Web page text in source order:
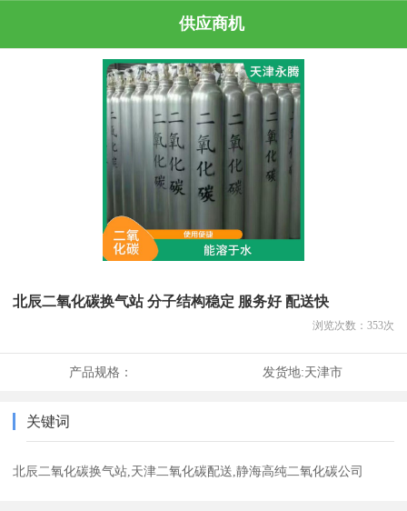
供应商机
北辰二氧化碳换气站 分子结构稳定 服务好 配送快
浏览次数： 353次
产品规格： 发货地:天津市
关键词
北辰二氧化碳换气站,天津二氧化碳配送,静海高纯二氧化碳公司